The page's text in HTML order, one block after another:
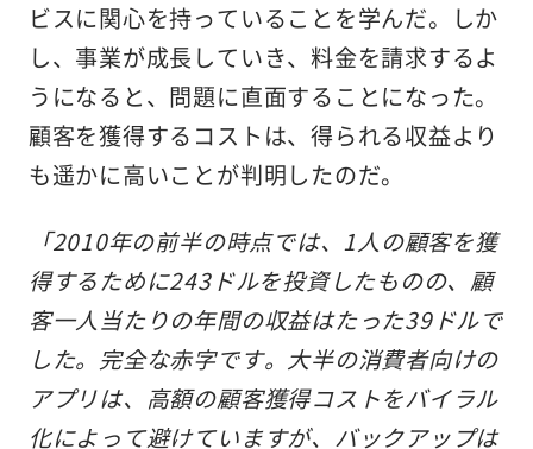
ビスに関心を持っていることを学んだ。しか
し、事業が成長していき、料金を請求するよ
うになると、問題に直面することになった。
顧客を獲得するコストは、得られる収益より
も遥かに高いことが判明したのだ。
「2010年の前半の時点では、1人の顧客を獲
得するために243ドルを投資したものの、顧
客一人当たりの年間の収益はたった39ドルで
した。完全な赤字です。大半の消費者向けの
アプリは、高額の顧客獲得コストをバイラル
化によって避けていますが、バックアップは